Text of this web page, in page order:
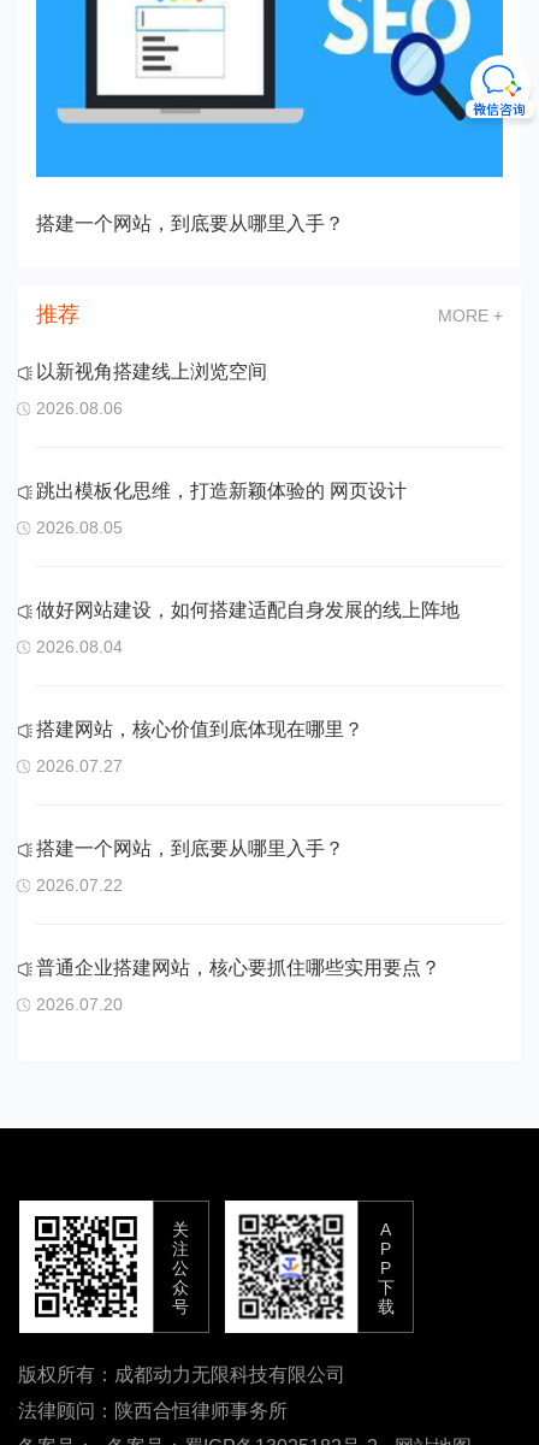
搭建一个网站，到底要从哪里入手？
推荐 MORE +
以新视角搭建线上浏览空间
2026.08.06
跳出模板化思维，打造新颖体验的 网页设计
2026.08.05
做好网站建设，如何搭建适配自身发展的线上阵地
2026.08.04
搭建网站，核心价值到底体现在哪里？
2026.07.27
搭建一个网站，到底要从哪里入手？
2026.07.22
普通企业搭建网站，核心要抓住哪些实用要点？
2026.07.20
关
注
公
众
号
A
P
P
下
载
版权所有：成都动力无限科技有限公司
法律顾问：陕西合恒律师事务所